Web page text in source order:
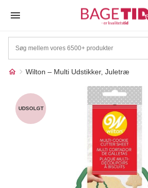
Wilton – Multi Udstikker, Juletræ
Måske kunne nogle af
disse produkter have din
interesse?
UDSOLGT